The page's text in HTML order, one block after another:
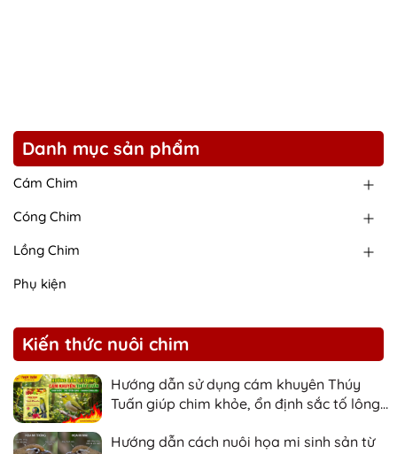
Danh mục sản phẩm
Cám Chim
Cóng Chim
Lồng Chim
Phụ kiện
Kiến thức nuôi chim
Hướng dẫn sử dụng cám khuyên Thúy
Tuấn giúp chim khỏe, ổn định sắc tố lông
Hướng dẫn cách nuôi họa mi sinh sản từ